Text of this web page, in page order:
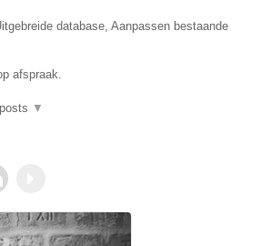
database, Aanpassen bestaande
afspraak.
▼